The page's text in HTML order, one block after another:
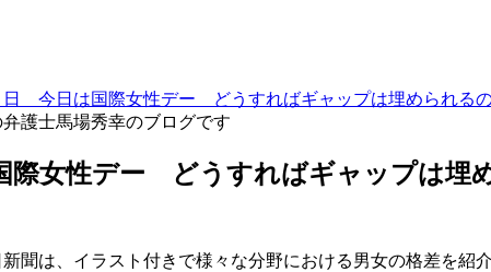
日 今日は国際女性デー どうすればギャップは埋められる
際女性デー どうすればギャップは埋
聞は、イラスト付きで様々な分野における男女の格差を紹